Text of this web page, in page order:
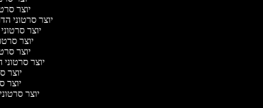
יוצר
יוצר סרטוני
יוצר
יוצר
יוצר
יוצר סרטוני
יוצר
יוצר
יוצר